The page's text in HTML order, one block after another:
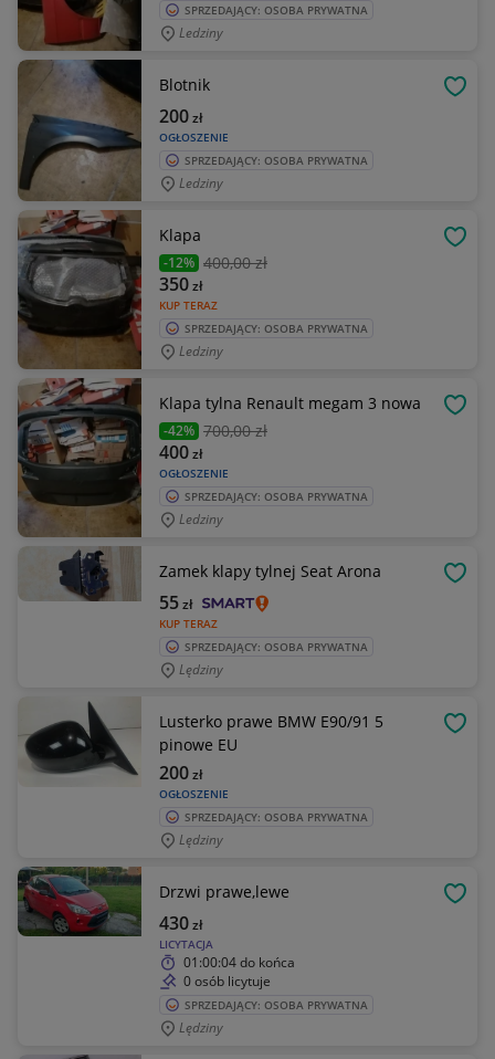
SPRZEDAJĄCY: OSOBA PRYWATNA
Ledziny
Blotnik
OGŁOSZENIE
200zł
SPRZEDAJĄCY: OSOBA PRYWATNA
Ledziny
Klapa
-12% 400,00 zł
KUP TERAZ
350zł
SPRZEDAJĄCY: OSOBA PRYWATNA
Ledziny
Klapa tylna Renault megam 3 nowa
-42% 700,00 zł
OGŁOSZENIE
400zł
SPRZEDAJĄCY: OSOBA PRYWATNA
Ledziny
Zamek klapy tylnej Seat Arona
KUP TERAZ
55zł
SPRZEDAJĄCY: OSOBA PRYWATNA
Lędziny
Lusterko prawe BMW E90/91 5
pinowe EU
OGŁOSZENIE
200zł
SPRZEDAJĄCY: OSOBA PRYWATNA
Lędziny
Drzwi prawe,lewe
LICYTACJA
430zł
01:00:04do końca
0 osób licytuje
SPRZEDAJĄCY: OSOBA PRYWATNA
Lędziny